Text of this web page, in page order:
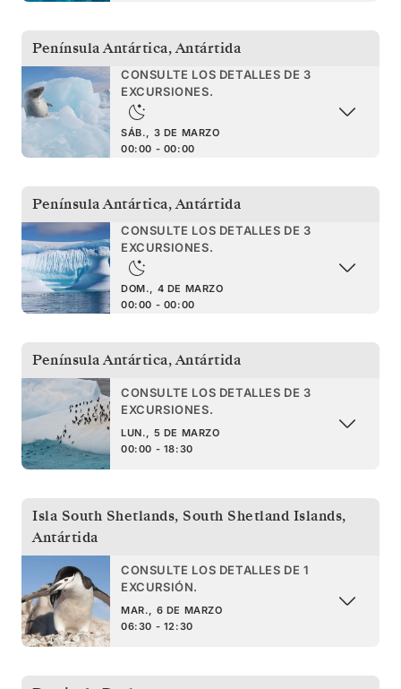
Península Antártica,Antártida
CONSULTE LOS DETALLES DE 3
EXCURSIONES.
SÁB., 3 DE MARZO
00:00 - 00:00
Península Antártica,Antártida
CONSULTE LOS DETALLES DE 3
EXCURSIONES.
DOM., 4 DE MARZO
00:00 - 00:00
Península Antártica,Antártida
CONSULTE LOS DETALLES DE 3
EXCURSIONES.
LUN., 5 DE MARZO
00:00 - 18:30
Isla South Shetlands, South Shetland Islands,
Antártida
CONSULTE LOS DETALLES DE 1
EXCURSIÓN.
MAR., 6 DE MARZO
06:30 - 12:30